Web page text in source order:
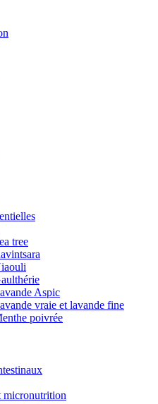
tree
Aspic
vraie et lavande fine
poivrée
micronutrition